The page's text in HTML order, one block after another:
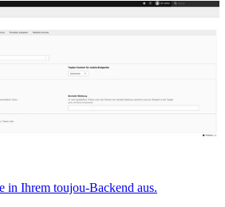
in Ihrem toujou-Backend aus.